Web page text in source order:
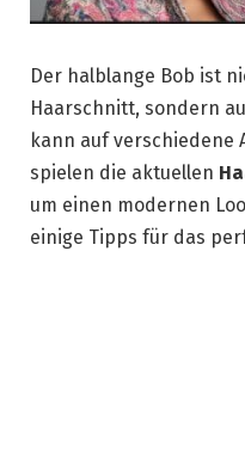
Der halblange Bob ist
Haarschnitt, sondern
kann auf verschiedene
spielen die aktuellen
um einen modernen
einige Tipps für das